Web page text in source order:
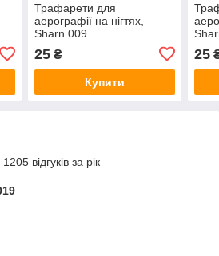
Трафарети для
аерографії на нігтях,
Sharn 009
25₴
Купити
25
відгуків за рік